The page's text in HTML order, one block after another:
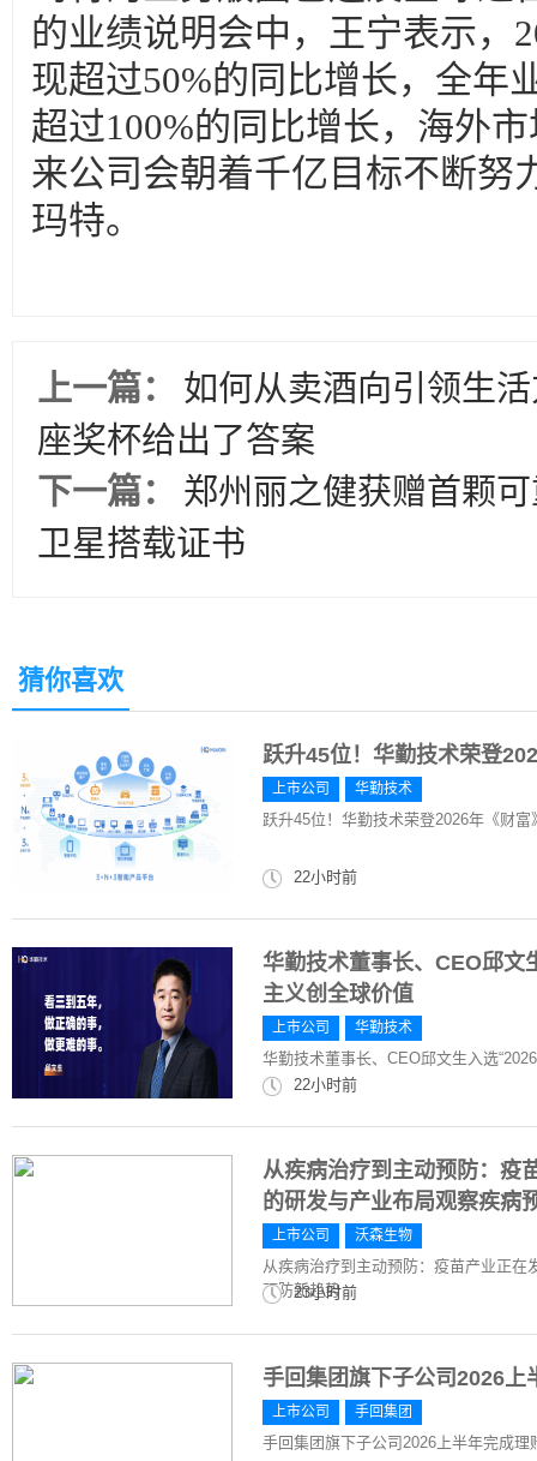
的业绩说明会中，王宁表示，
现超过50%的同比增长，全年
超过100%的同比增长，海外
来公司会朝着千亿目标不断努
玛特。
上一篇：
如何从卖酒向引领生
座奖杯给出了答案
下一篇：
郑州丽之健获赠首颗
卫星搭载证书
猜你喜欢
跃升45位！华勤技术荣登
上市公司 华勤技术
跃升45位！华勤技术荣登2026年《财富
22小时前
华勤技术董事长、CEO邱文
主义创全球价值
上市公司 华勤技术
华勤技术董事长、CEO邱文生入选
22小时前
从疾病治疗到主动预防：
的研发与产业布局观察疾病
上市公司 沃森生物
从疾病治疗到主动预防：疫苗产业正
预防新趋势
23小时前
手回集团旗下子公司2026
上市公司 手回集团
手回集团旗下子公司2026上半年完成